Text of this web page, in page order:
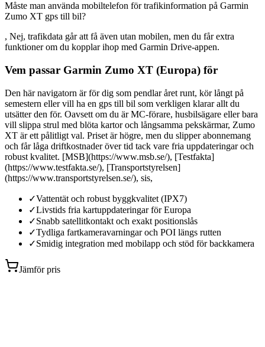
Måste man använda mobiltelefon för trafikinformation på Garmin
Zumo XT gps till bil?
, Nej, trafikdata går att få även utan mobilen, men du får extra
funktioner om du kopplar ihop med Garmin Drive-appen.
Vem passar Garmin Zumo XT (Europa) för
Den här navigatorn är för dig som pendlar året runt, kör långt på
semestern eller vill ha en gps till bil som verkligen klarar allt du
utsätter den för. Oavsett om du är MC-förare, husbilsägare eller bara
vill slippa strul med blöta kartor och långsamma pekskärmar, Zumo
XT är ett pålitligt val. Priset är högre, men du slipper abonnemang
och får låga driftkostnader över tid tack vare fria uppdateringar och
robust kvalitet. [MSB](https://www.msb.se/), [Testfakta]
(https://www.testfakta.se/), [Transportstyrelsen]
(https://www.transportstyrelsen.se/), sis,
✓Vattentät och robust byggkvalitet (IPX7)
✓Livstids fria kartuppdateringar för Europa
✓Snabb satellitkontakt och exakt positionslås
✓Tydliga fartkameravarningar och POI längs rutten
✓Smidig integration med mobilapp och stöd för backkamera
Jämför pris